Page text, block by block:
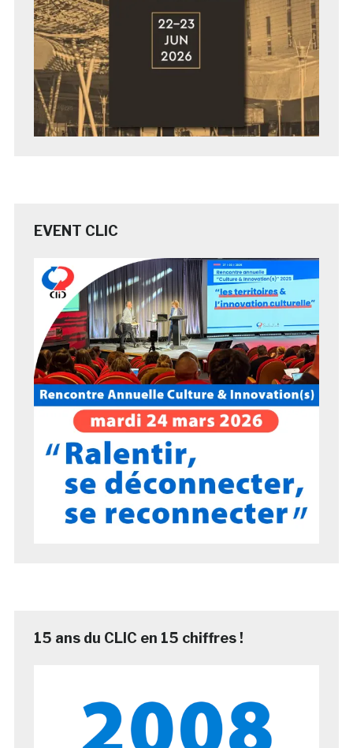
EVENT CLIC
15 ans du CLIC en 15 chiffres !